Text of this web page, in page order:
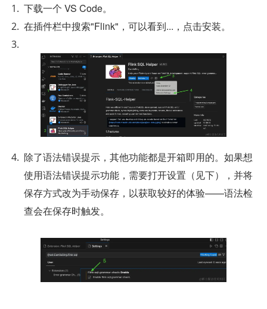
下载一个 VS Code。
在插件栏中搜索"Flink"，可以看到...，点击安装。
除了语法错误提示，其他功能都是开箱即用的。如果想
使用语法错误提示功能，需要打开设置（见下），并将
保存方式改为手动保存，以获取较好的体验——语法检
查会在保存时触发。